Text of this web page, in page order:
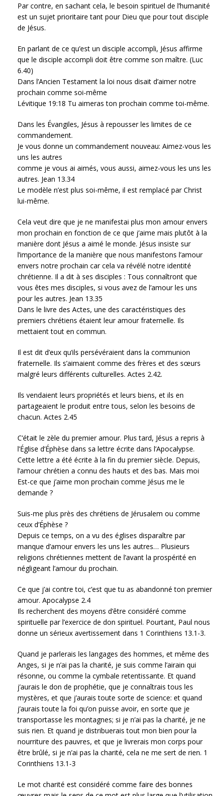
Par contre, en sachant cela, le besoin spirituel de l’humanité
est un sujet prioritaire tant pour Dieu que pour tout disciple
de Jésus.
En parlant de ce qu’est un disciple accompli, Jésus affirme
que le disciple accompli doit être comme son maître. (Luc
6.40)
Dans l’Ancien Testament la loi nous disait d’aimer notre
prochain comme soi-même
Lévitique 19:18 Tu aimeras ton prochain comme toi-même.
Dans les Évangiles, Jésus à repousser les limites de ce
commandement.
Je vous donne un commandement nouveau: Aimez-vous les
uns les autres
comme je vous ai aimés, vous aussi, aimez-vous les uns les
autres. Jean 13.34
Le modèle n’est plus soi-même, il est remplacé par Christ
lui-même.
Cela veut dire que je ne manifestai plus mon amour envers
mon prochain en fonction de ce que j’aime mais plutôt à la
manière dont Jésus a aimé le monde. Jésus insiste sur
l’importance de la manière que nous manifestons l’amour
envers notre prochain car cela va révélé notre identité
chrétienne. Il a dit à ses disciples : Tous connaîtront que
vous êtes mes disciples, si vous avez de l’amour les uns
pour les autres. Jean 13.35
Dans le livre des Actes, une des caractéristiques des
premiers chrétiens étaient leur amour fraternelle. Ils
mettaient tout en commun.
Il est dit d’eux qu’ils persévéraient dans la communion
fraternelle. Ils s’aimaient comme des frères et des sœurs
malgré leurs différents culturelles. Actes 2.42.
Ils vendaient leurs propriétés et leurs biens, et ils en
partageaient le produit entre tous, selon les besoins de
chacun. Actes 2.45
C’était le zèle du premier amour. Plus tard, Jésus a repris à
l’Église d’Éphèse dans sa lettre écrite dans l’Apocalypse.
Cette lettre a été écrite à la fin du premier siècle. Depuis,
l’amour chrétien a connu des hauts et des bas. Mais moi
Est-ce que j’aime mon prochain comme Jésus me le
demande ?
Suis-me plus près des chrétiens de Jérusalem ou comme
ceux d’Éphèse ?
Depuis ce temps, on a vu des églises disparaître par
manque d’amour envers les uns les autres… Plusieurs
religions chrétiennes mettent de l’avant la prospérité en
négligeant l’amour du prochain.
Ce que j’ai contre toi, c’est que tu as abandonné ton premier
amour. Apocalypse 2.4
Ils recherchent des moyens d’être considéré comme
spirituelle par l’exercice de don spirituel. Pourtant, Paul nous
donne un sérieux avertissement dans 1 Corinthiens 13.1-3.
Quand je parlerais les langages des hommes, et même des
Anges, si je n’ai pas la charité, je suis comme l’airain qui
résonne, ou comme la cymbale retentissante. Et quand
j’aurais le don de prophétie, que je connaîtrais tous les
mystères, et que j’aurais toute sorte de science: et quand
j’aurais toute la foi qu’on puisse avoir, en sorte que je
transportasse les montagnes; si je n’ai pas la charité, je ne
suis rien. Et quand je distribuerais tout mon bien pour la
nourriture des pauvres, et que je livrerais mon corps pour
être brûlé, si je n’ai pas la charité, cela ne me sert de rien. 1
Corinthiens 13.1-3
Le mot charité est considéré comme faire des bonnes